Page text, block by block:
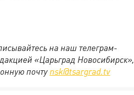
на наш телеграм-
«Царьград Новосибирск»,
почту nsk@tsargrad.tv